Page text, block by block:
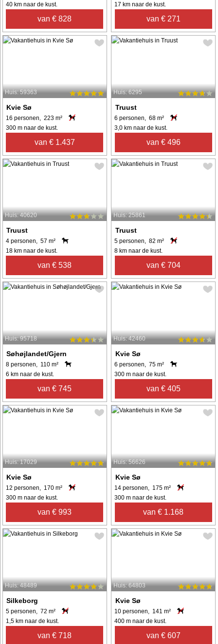
40 km naar de kust.
van € 828
17 km naar de kust.
van € 271
Huis: 59363
Kvie Sø
16 personen, 223 m²
300 m naar de kust.
van € 1.437
Huis: 6295
Truust
6 personen, 68 m²
3,0 km naar de kust.
van € 496
Huis: 40620
Truust
4 personen, 57 m²
18 km naar de kust.
van € 538
Huis: 25861
Truust
5 personen, 82 m²
8 km naar de kust.
van € 704
Huis: 95718
Søhøjlandet/Gjern
8 personen, 110 m²
6 km naar de kust.
van € 745
Huis: 42460
Kvie Sø
6 personen, 75 m²
300 m naar de kust.
van € 405
Huis: 17029
Kvie Sø
12 personen, 170 m²
300 m naar de kust.
van € 993
Huis: 56626
Kvie Sø
14 personen, 175 m²
300 m naar de kust.
van € 1.168
Huis: 48489
Silkeborg
5 personen, 72 m²
1,5 km naar de kust.
van € 718
Huis: 64803
Kvie Sø
10 personen, 141 m²
400 m naar de kust.
van € 607